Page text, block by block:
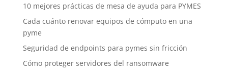
10 mejores prácticas de mesa de ayuda para PYMES
Cada cuánto renovar equipos de cómputo en una
pyme
Seguridad de endpoints para pymes sin fricción
Cómo proteger servidores del ransomware